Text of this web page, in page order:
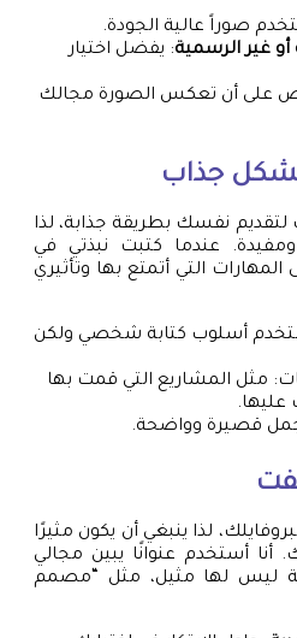
صوراً عالية الجودة.
غير الرسمية: يفضل اختيار
على أن تعكس الصورة مجالك
بشكل جذاب
نفسك بطريقة جذابة، لذا
عندما كتبت نبذتي في
المهارات التي أتمتع بها وتأثيري
أسلوب كتابة شخصي ولكن
مثل المشاريع التي قمت بها
عليها.
قصيرة وواضحة.
لذا ينبغي أن يكون مثيرًا
أستخدم عنوانًا يبين مجالي
ليس لها مثيل، مثل “مصمم